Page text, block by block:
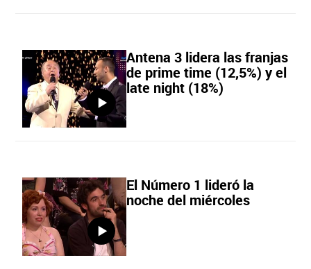
Antena 3 lidera las franjas
de prime time (12,5%) y el
late night (18%)
El Número 1 lideró la
noche del miércoles